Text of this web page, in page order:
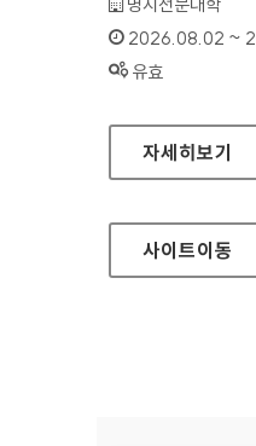
인증기간 :
2026.08.02 ~
상태 :
유효
명지전문대학
자세히보기
사이트이동